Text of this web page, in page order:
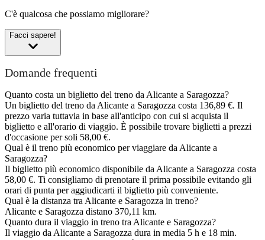
C'è qualcosa che possiamo migliorare?
Facci sapere!
Domande frequenti
Quanto costa un biglietto del treno da Alicante a Saragozza?
Un biglietto del treno da Alicante a Saragozza costa 136,89 €. Il
prezzo varia tuttavia in base all'anticipo con cui si acquista il
biglietto e all'orario di viaggio. È possibile trovare biglietti a prezzi
d'occasione per soli 58,00 €.
Qual è il treno più economico per viaggiare da Alicante a
Saragozza?
Il biglietto più economico disponibile da Alicante a Saragozza costa
58,00 €. Ti consigliamo di prenotare il prima possibile evitando gli
orari di punta per aggiudicarti il biglietto più conveniente.
Qual è la distanza tra Alicante e Saragozza in treno?
Alicante e Saragozza distano 370,11 km.
Quanto dura il viaggio in treno tra Alicante e Saragozza?
Il viaggio da Alicante a Saragozza dura in media 5 h e 18 min.